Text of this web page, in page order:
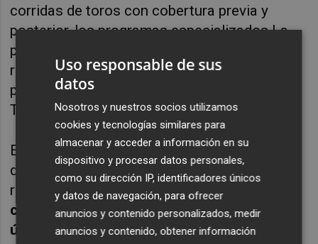
corridas de toros con cobertura previa y
posterior, los programas especializadosLa
plaça
retransmisiones de festejos taurinos
populares y la emisión de las Entradas de
Toros y Caballos de Segorbe y Cheste.
En cuanto a las retransmisiones de corridas
de toros, el pasado fin de semana marcó un
récord de audiencia al alcanzar un
cuota de pantalla y 161.000 espectadores
únicosel sábado 6 de junio. Ese día, el torero
Uso responsable de sus
datos
Nosotros y nuestros socios utilizamos
cookies y tecnologías similares para
almacenar y acceder a información en su
dispositivo y procesar datos personales,
como su dirección IP, identificadores únicos
y datos de navegación, para ofrecer
anuncios y contenido personalizados, medir
anuncios y contenido, obtener información